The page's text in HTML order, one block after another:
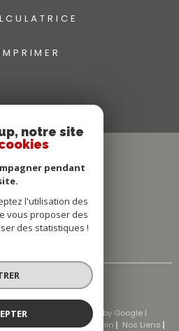
| Traduction powered by Google |
Mentions Légales Admin Nos Liens
notre site
pendant
l'utilisation des
vous proposer des
des statistiques !